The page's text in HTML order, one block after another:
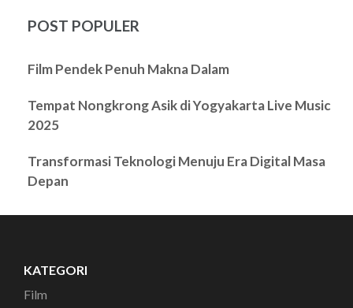
POST POPULER
Film Pendek Penuh Makna Dalam
Tempat Nongkrong Asik di Yogyakarta Live Music
2025
Transformasi Teknologi Menuju Era Digital Masa
Depan
KATEGORI
Film